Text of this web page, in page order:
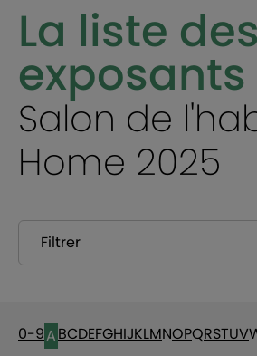
La liste des
exposants
Salon de
Home 2025
Filtrer
0-9ABCDEFGHIJKLMNOPQRSTUV